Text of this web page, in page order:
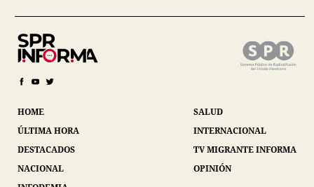
HOME
ÚLTIMA HORA
DESTACADOS
NACIONAL
SALUD
INTERNACIONAL
TV MIGRANTE INFORMA
OPINIÓN